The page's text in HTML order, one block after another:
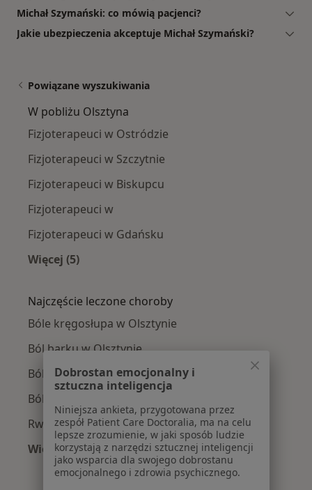
Michał Szymański: co mówią pacjenci?
Jakie ubezpieczenia akceptuje Michał Szymański?
Powiązane wyszukiwania
W pobliżu Olsztyna
Fizjoterapeuci w Ostródzie
Fizjoterapeuci w Szczytnie
Fizjoterapeuci w Biskupcu
Fizjoterapeuci w
Fizjoterapeuci w Gdańsku
Więcej (5)
Najczęście leczone choroby
Bóle kręgosłupa w Olsztynie
Ból barku w Olsztynie
Ból kolana w Olsztynie
Ból biodra w Olsztynie
Rwa kulszowa w Olsztynie
Więcej (15)
Więcej w kategorii: Najczęście leczone
Dobrostan emocjonalny i
sztuczna inteligencja
Niniejsza ankieta, przygotowana przez
zespół Patient Care Doctoralia, ma na celu
lepsze zrozumienie, w jaki sposób ludzie
korzystają z narzędzi sztucznej inteligencji
jako wsparcia dla swojego dobrostanu
emocjonalnego i zdrowia psychicznego.